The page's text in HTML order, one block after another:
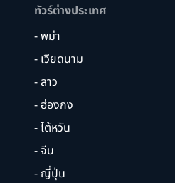
ทัวร์ต่างประเทศ
- พม่า
- เวียดนาม
- ลาว
- ฮ่องกง
- ไต้หวัน
- จีน
- ญี่ปุ่น